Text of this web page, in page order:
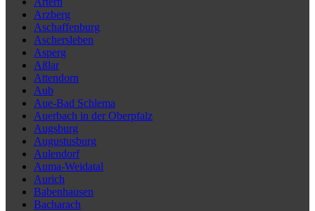
Arzberg
Aschaffenburg
Aschersleben
Asperg
Aßlar
Attendorn
Aub
Aue-Bad Schlema
Auerbach in der Oberpfalz
Augsburg
Augustusburg
Aulendorf
Auma-Weidatal
Aurich
Babenhausen
Bacharach